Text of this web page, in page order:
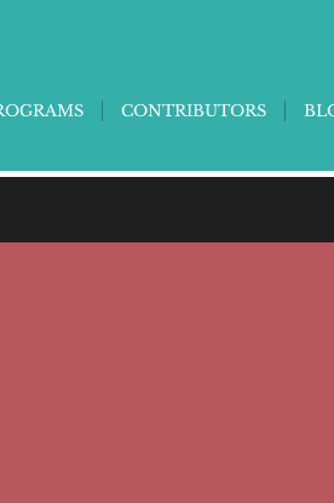
CONTRIBUTORS